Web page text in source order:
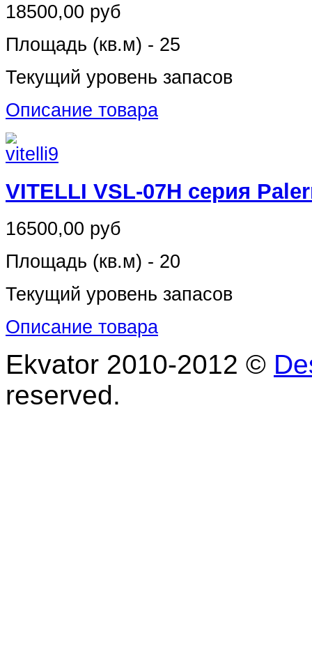
18500,00 руб
Площадь (кв.м) - 25
Текущий уровень запасов
Описание товара
VITELLI VSL-07H серия
16500,00 руб
Площадь (кв.м) - 20
Текущий уровень запасов
Описание товара
Ekvator 2010-2012 ©
reserved.